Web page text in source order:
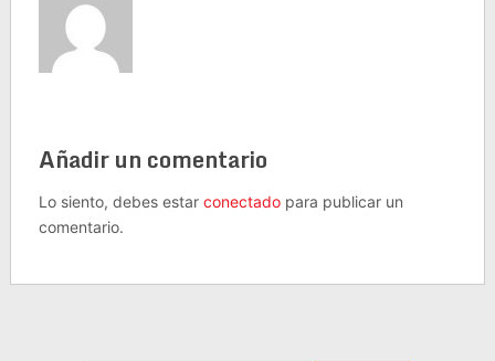
Añadir un comentario
Lo siento, debes estar conectadopara publicar un
comentario.